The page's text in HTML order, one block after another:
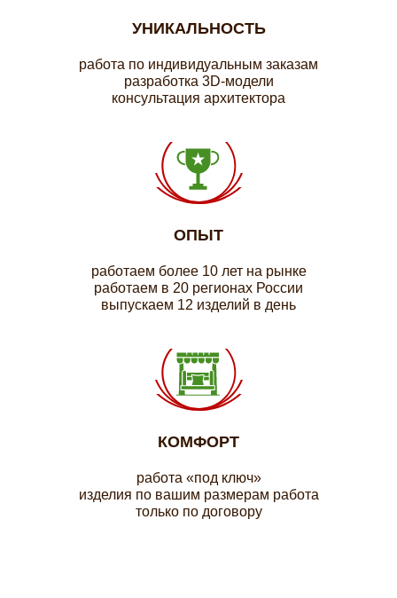
УНИКАЛЬНОСТЬ
работа по индивидуальным заказам
разработка 3D-модели
консультация архитектора
ОПЫТ
работаем более 10 лет на рынке
работаем в 20 регионах России
выпускаем 12 изделий в день
КОМФОРТ
работа «под ключ»
изделия по вашим размерам работа
только по договору